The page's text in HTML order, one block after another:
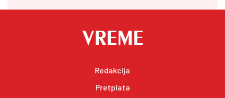
Redakcija
Pretplata